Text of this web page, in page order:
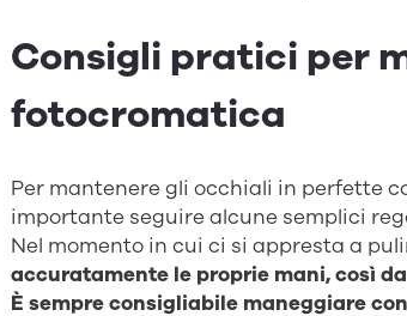
Consigli pratici per
fotocromatica
Per mantenere gli occhiali in perfette
importante seguire alcune semplici
Nel momento in cui ci si appresta a
accuratamente le proprie mani, così
È sempre consigliabile maneggiare